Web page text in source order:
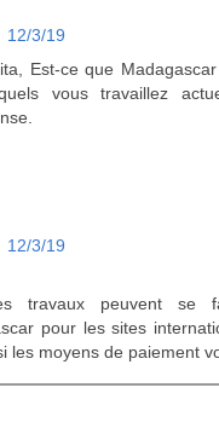
12/3/19
Est-ce que
vous travaillez
12/3/19
travaux peuvent se
pour les sites
les moyens de paiement